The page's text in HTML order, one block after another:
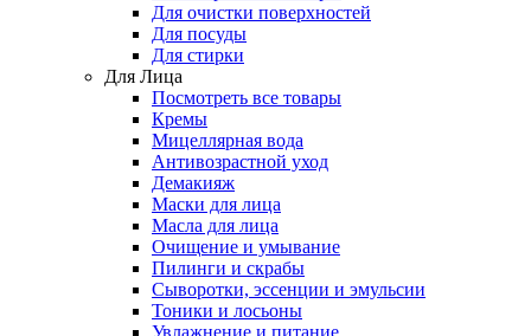
Для очистки поверхностей
Для посуды
Для стирки
Для Лица
Посмотреть все товары
Кремы
Мицеллярная вода
Антивозрастной уход
Демакияж
Маски для лица
Масла для лица
Очищение и умывание
Пилинги и скрабы
Сыворотки, эссенции и эмульсии
Тоники и лосьоны
Увлажнение и питание